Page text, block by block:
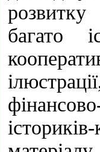
багато